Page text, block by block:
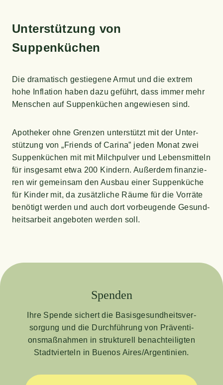
Unter­stüt­zung von
Suppenküchen
Die dra­ma­tisch gestie­ge­ne Armut und die extrem
hohe Infla­ti­on haben dazu geführt, dass immer mehr
Men­schen auf Sup­pen­kü­chen ange­wie­sen sind.
Apo­the­ker ohne Gren­zen unter­stützt mit der Unter­
stüt­zung von „Fri­ends of Cari­na” jeden Monat zwei
Sup­pen­kü­chen mit mit Milch­pul­ver und Lebens­mit­teln
für ins­ge­samt etwa 200 Kin­dern. Außer­dem finan­zie­
ren wir gemein­sam den Aus­bau einer Sup­pen­kü­che
für Kin­der mit, da zusätz­li­che Räu­me für die Vor­rä­te
benö­tigt wer­den und auch dort vor­beu­gen­de Gesund­
heits­ar­beit ange­bo­ten wer­den soll.
Spen­den
Ihre Spen­de sichert die Basis­ge­sund­heits­ver­
sor­gung und die Durch­füh­rung von Prä­ven­ti­
ons­maß­nah­men in struk­tu­rell benach­tei­lig­ten
Stadt­vier­teln in Bue­nos Aires/Argentinien.